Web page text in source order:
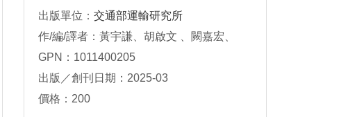
出版單位： 交通部運輸研究所
作/編/譯者：黃宇謙、胡啟文 、闕嘉宏、
GPN：1011400205
出版／創刊日期：2025-03
價格：200